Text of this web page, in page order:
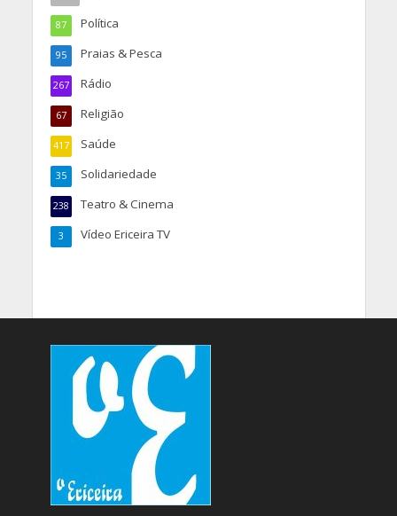
Política
87
Praias & Pesca
95
Rádio
267
Religião
67
Saúde
417
Solidariedade
35
Teatro & Cinema
238
Vídeo Ericeira TV
3